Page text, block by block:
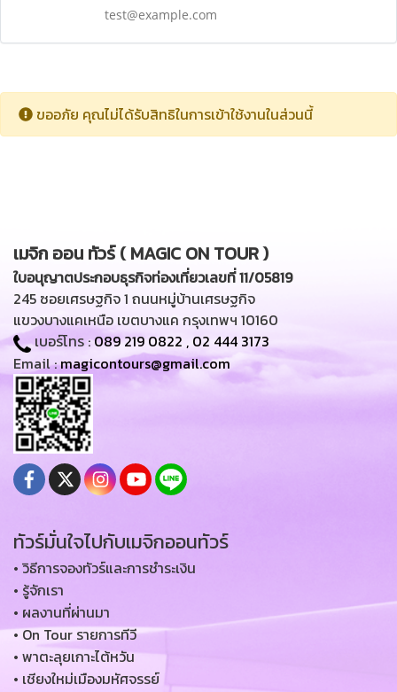
test@example.com
ขออภัย คุณไม่ได้รับสิทธิในการเข้าใช้งานในส่วนนี้
เมจิก ออน ทัวร์ ( MAGIC ON TOUR )
ใบอนุญาตประกอบธุรกิจท่องเที่ยวเลขที่ 11/05819
245 ซอยเศรษฐกิจ 1 ถนนหมู่บ้านเศรษฐกิจ
แขวงบางแคเหนือ เขตบางแค กรุงเทพฯ 10160
เบอร์โทร :089 219 0822 , 02 444 3173
Email :magicontours@gmail.com
ทัวร์มั่นใจไปกับเมจิกออนทัวร์
• วิธีการจองทัวร์และการชำระเงิน
• รู้จักเรา
• ผลงานที่ผ่านมา
• On Tour รายการทีวี
• พาตะลุยเกาะไต้หวัน
• เชียงใหม่เมืองมหัศจรรย์